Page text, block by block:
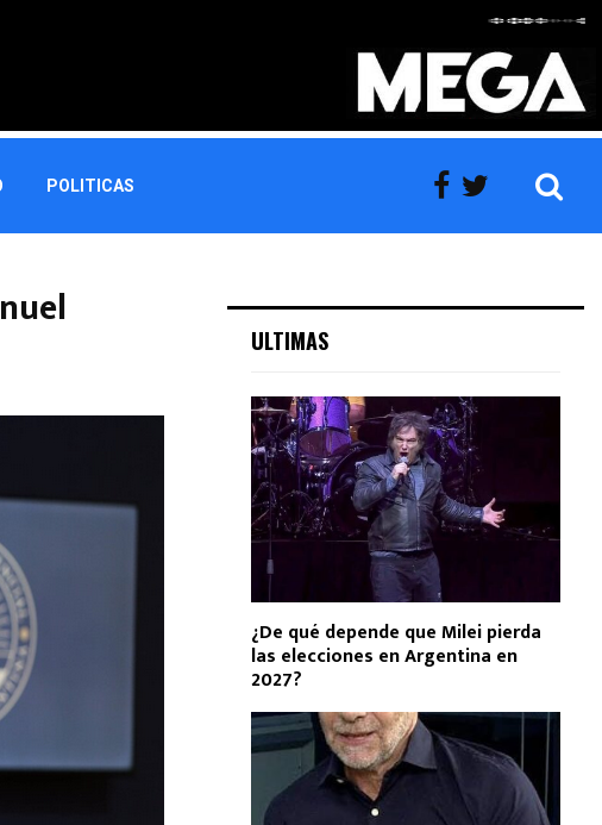
POLITICAS
ULTIMAS
¿De qué depende que Milei pierda
las elecciones en Argentina en
2027?